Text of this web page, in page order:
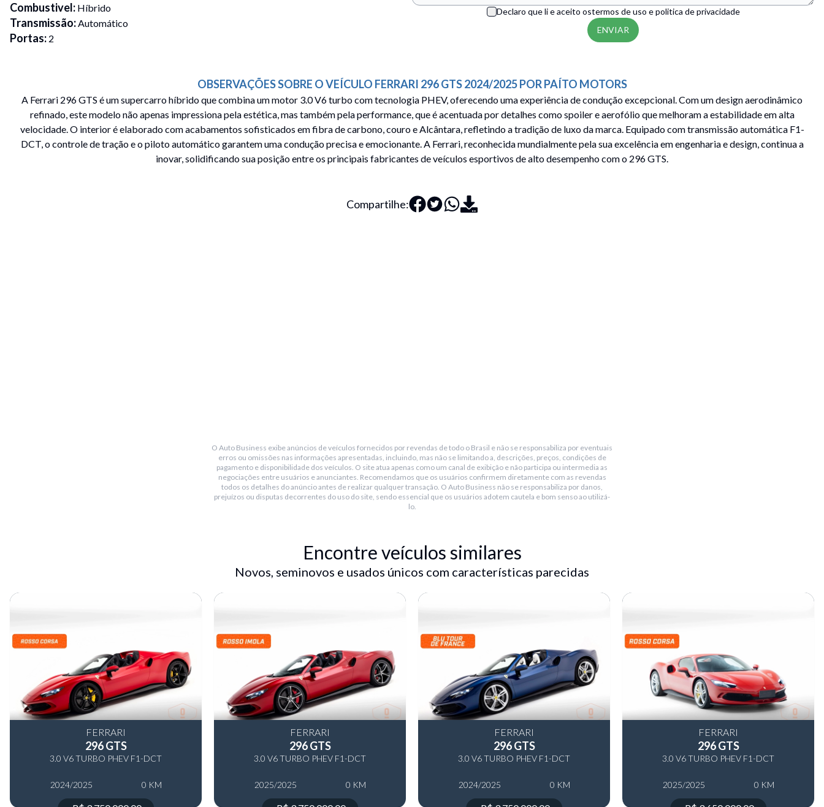
Combustivel: Híbrido
Transmissão:Automático
Portas: 2
Rodas:Rodas de liga leve
Blindado:Não
Teto solar:Não
Piloto automático:Sim
Declaro que li e aceito ostermos de uso e politica de privacidade
ENVIAR
OBSERVAÇÕES SOBRE O VEÍCULO FERRARI 296 GTS 2024/2025PORPAÍTO MOTORS
A Ferrari 296 GTS é um supercarro híbrido que combina um motor 3.0 V6 turbo com tecnologia PHEV, oferecendo uma experiência de condução excepcional. Com um design aerodinâmico
refinado, este modelo não apenas impressiona pela estética, mas também pela performance, que é acentuada por detalhes como spoiler e aerofólio que melhoram a estabilidade em alta
velocidade. O interior é elaborado com acabamentos sofisticados em fibra de carbono, couro e Alcântara, refletindo a tradição de luxo da marca. Equipado com transmissão automática F1-
DCT, o controle de tração e o piloto automático garantem uma condução precisa e emocionante. A Ferrari, reconhecida mundialmente pela sua excelência em engenharia e design, continua a
inovar, solidificando sua posição entre os principais fabricantes de veículos esportivos de alto desempenho com o 296 GTS.
Compartilhe:
O Auto Business exibe anúncios de veículos fornecidos por revendas de todo o Brasil e não se responsabiliza por eventuais
erros ou omissões nas informações apresentadas, incluindo, mas não se limitando a, descrições, preços, condições de
pagamento e disponibilidade dos veículos. O site atua apenas como um canal de exibição e não participa ou intermedia as
negociações entre usuários e anunciantes. Recomendamos que os usuários confirmem diretamente com as revendas
todos os detalhes do anúncio antes de realizar qualquer transação. O Auto Business não se responsabiliza por danos,
prejuízos ou disputas decorrentes do uso do site, sendo essencial que os usuários adotem cautela e bom senso ao utilizá-
lo.
Encontre veículos similares
Novos, seminovos e usados únicos com características parecidas
FERRARI
296 GTS
3.0 V6 TURBO PHEV F1-DCT
2024/2025 0 KM
FERRARI
296 GTS
3.0 V6 TURBO PHEV F1-DCT
2025/2025 0 KM
FERRARI
296 GTS
3.0 V6 TURBO PHEV F1-DCT
2024/2025 0 KM
FERRARI
296 GTS
3.0 V6 TURBO PHEV F1-DCT
2025/2025 0 KM